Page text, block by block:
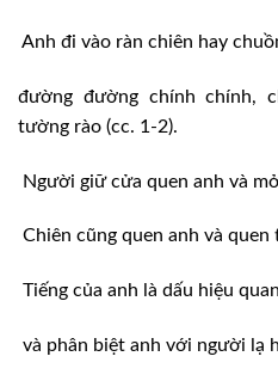
Anh đi vào ràn chiên hay
đường đường chính chính,
tường rào (cc. 1-2).
Người giữ cửa quen anh và
Chiên cũng quen anh và quen
Tiếng của anh là dấu hiệu
và phân biệt anh với người lạ